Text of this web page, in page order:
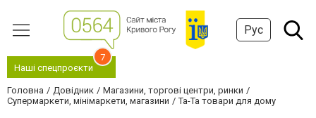
Рус
Наші спецпроєкти
7
Головна Довідник
Магазини, торгові центри, ринки
Супермаркети, мінімаркети, магазини
Та-Та товари для дому